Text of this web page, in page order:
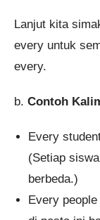
Lanjut kita
every untuk
every.
b. Contoh
Every
(Setiap
berbeda.)
Every